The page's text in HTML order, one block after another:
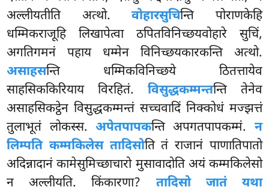
अल्लीयतीति अत्थो.वोहारसुचिन्ति पोराणकेहि
धम्मिकराजूहि लिखापेत्वा ठपितविनिच्छयवोहारे सुचिं,
अगतिगमनं पहाय धम्मेन विनिच्छयकारकन्ति अत्थो.
असाहसन्ति धम्मिकविनिच्छये ठितत्तायेव
साहसिककिरियाय विरहितं. विसुद्धकम्मन्तन्ति तेनेव
असाहसिकट्ठेन विसुद्धकम्मन्तं सच्चवादिं निक्कोधं मज्झत्तं
तुलाभूतं लोकस्स. अपेतपापकन्ति अपगतपापकम्मं. न
लिम्पति कम्मकिलेस तादिसोति तं राजानं पाणातिपातो
अदिन्नादानं कामेसुमिच्छाचारो मुसावादोति अयं कम्मकिलेसो
न अल्लीयति. किंकारणा? तादिसो जातं यथा